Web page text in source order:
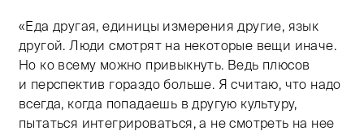
«Еда другая, единицы измерения другие, язык
другой. Люди смотрят на некоторые вещи иначе.
Но ко всему можно привыкнуть. Ведь плюсов
и перспектив гораздо больше. Я считаю, что надо
всегда, когда попадаешь в другую культуру,
пытаться интегрироваться, а не смотреть на нее